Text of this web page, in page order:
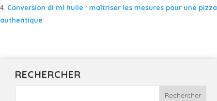
Conversion dl ml huile : maîtriser les mesures pour une pizza
authentique
RECHERCHER